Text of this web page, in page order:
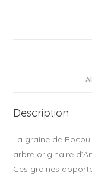
o
k
Description
La graine de
arbre originaire
Ces graines